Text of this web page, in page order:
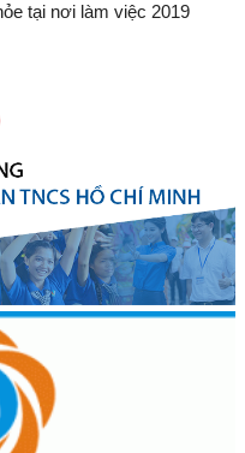
tại nơi làm việc 2019